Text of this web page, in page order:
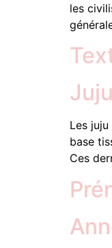
les
Les
base
Ces